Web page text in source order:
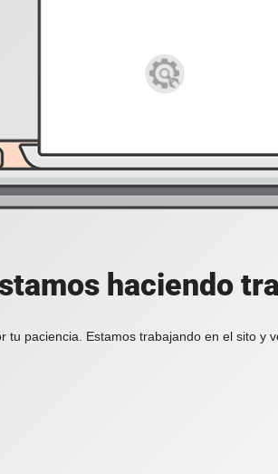
haciendo
tu paciencia. Estamos trabajando en el sito y